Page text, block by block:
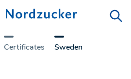
Certificates Sweden